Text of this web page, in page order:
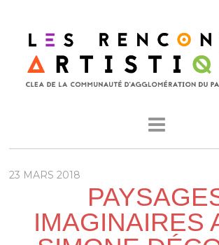
23 MARS 2018
IMAGINAIRES